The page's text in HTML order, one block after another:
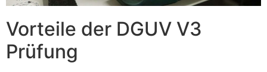
Vorteile der DGUV V3
Prüfung